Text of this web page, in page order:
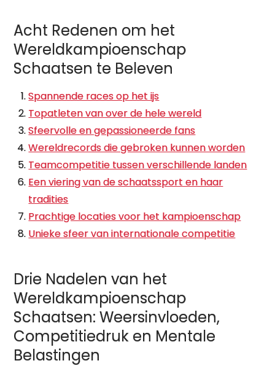
Acht Redenen om het
Wereldkampioenschap
Schaatsen te Beleven
Spannende races op het ijs
Topatleten van over de hele wereld
Sfeervolle en gepassioneerde fans
Wereldrecords die gebroken kunnen worden
Teamcompetitie tussen verschillende landen
Een viering van de schaatssport en haar
tradities
Prachtige locaties voor het kampioenschap
Unieke sfeer van internationale competitie
Drie Nadelen van het
Wereldkampioenschap
Schaatsen: Weersinvloeden,
Competitiedruk en Mentale
Belastingen